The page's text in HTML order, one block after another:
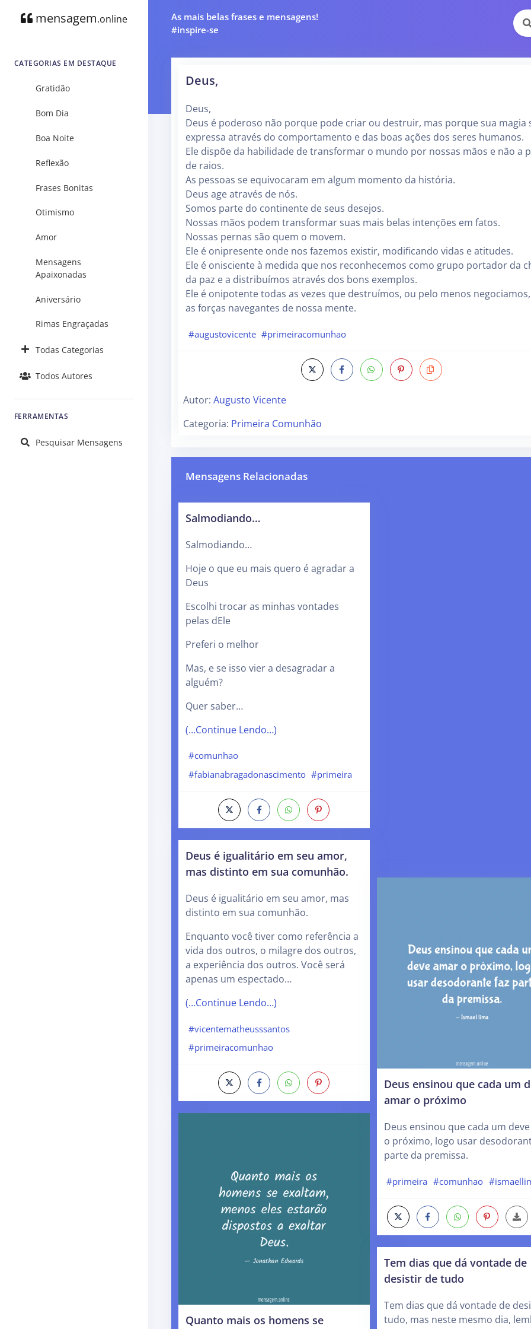
mensagem.online
CATEGORIAS EM DESTAQUE
Gratidão
Bom Dia
Boa Noite
Reflexão
Frases Bonitas
Otimismo
Amor
Mensagens
Apaixonadas
Aniversário
Rimas Engraçadas
Todas Categorias
Todos Autores
FERRAMENTAS
Pesquisar Mensagens
As mais belas frases e mensagens!
#inspire-se
Deus,
Deus,
Deus é poderoso não porque pode criar ou destruir, mas porque sua magia
expressa através do comportamento e das boas ações dos seres humanos.
Ele dispõe da habilidade de transformar o mundo por nossas mãos e não a
de raios.
As pessoas se equivocaram em algum momento da história.
Deus age através de nós.
Somos parte do continente de seus desejos.
Nossas mãos podem transformar suas mais belas intenções em fatos.
Nossas pernas são quem o movem.
Ele é onipresente onde nos fazemos existir, modificando vidas e atitudes.
Ele é onisciente à medida que nos reconhecemos como grupo portador da
da paz e a distribuímos através dos bons exemplos.
Ele é onipotente todas as vezes que destruímos, ou pelo menos
as forças navegantes de nossa mente.
#augustovicente #primeiracomunhao
Autor: Augusto Vicente
Categoria: Primeira Comunhão
Mensagens Relacionadas
Salmodiando…
Salmodiando…
Hoje o que eu mais quero é agradar a
Deus
Escolhi trocar as minhas vontades
pelas dEle
Preferi o melhor
Mas, e se isso vier a desagradar a
alguém?
Quer saber…
(…Continue Lendo…)
#comunhao
#fabianabragadonascimento #primeira
Deus é igualitário em seu amor,
mas distinto em sua comunhão.
Deus é igualitário em seu amor, mas
distinto em sua comunhão.
Enquanto você tiver como referência a
vida dos outros, o milagre dos outros,
a experiência dos outros. Você será
apenas um espectado…
(…Continue Lendo…)
#vicentematheusssantos
#primeiracomunhao
Quanto mais os homens se
Deus ensinou que cada um
amar o próximo
Deus ensinou que cada um
o próximo, logo usar
parte da premissa.
#primeira #comunhao
Tem dias que dá vontade de
desistir de tudo
Tem dias que dá vontade de
tudo, mas neste mesmo dia,